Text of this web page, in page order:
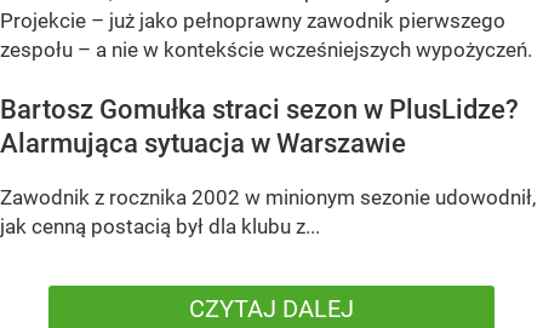
Projekcie – już jako pełnoprawny zawodnik pierwszego
zespołu – a nie w kontekście wcześniejszych wypożyczeń.
Bartosz Gomułka straci sezon w PlusLidze?
Alarmująca sytuacja w Warszawie
Zawodnik z rocznika 2002 w minionym sezonie udowodnił,
jak cenną postacią był dla klubu z...
CZYTAJ DALEJ